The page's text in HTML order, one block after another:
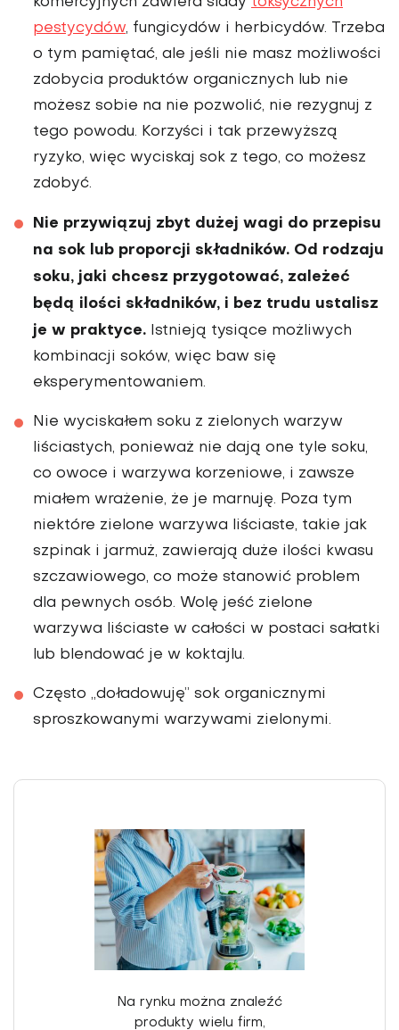
komercyjnych zawiera ślady toksycznych
pestycydów, fungicydów i herbicydów. Trzeba
o tym pamiętać, ale jeśli nie masz możliwości
zdobycia produktów orga­nicznych lub nie
możesz sobie na nie pozwolić, nie rezygnuj z
tego powodu. Korzyści i tak przewyższą
ryzyko, więc wyciskaj sok z tego, co możesz
zdobyć.
Nie przywiązuj zbyt dużej wagi do przepisu
na sok lub proporcji składni­ków. Od rodzaju
soku, jaki chcesz przy­gotować, zależeć
będą ilości składników, i bez trudu ustalisz
je w praktyce. Istnieją tysiące możliwych
kombinacji soków, więc baw się
eksperymentowaniem.
Nie wyciskałem soku z zielonych warzyw
liściastych, ponieważ nie dają one tyle soku,
co owoce i warzywa ko­rzeniowe, i zawsze
miałem wrażenie, że je marnuję. Poza tym
niektóre zielone warzywa liściaste, takie jak
szpinak i jar­muż, zawierają duże ilości kwasu
szcza­wiowego, co może stanowić problem
dla pewnych osób. Wolę jeść zielone
warzywa liściaste w całości w postaci sałatki
lub blendować je w koktajlu.
Często „doładowuję” sok organicznymi
sproszkowanymi warzywami zielonymi.
Na rynku można znaleźć
produkty wielu firm,